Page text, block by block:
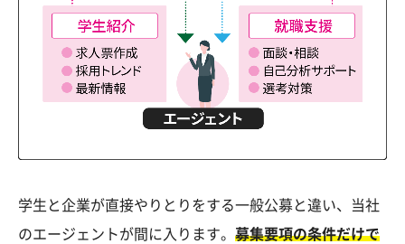
学生と企業が直接やりとりをする一般公募と違い、当社
のエージェントが間に入ります。 募集要項の条件だけで